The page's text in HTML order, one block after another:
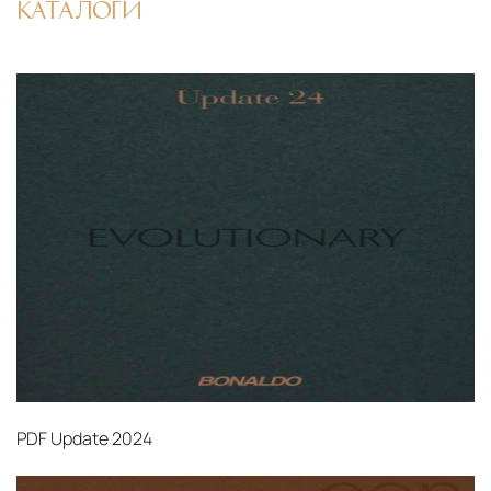
КАТАЛОГИ
PDFUpdate 2024